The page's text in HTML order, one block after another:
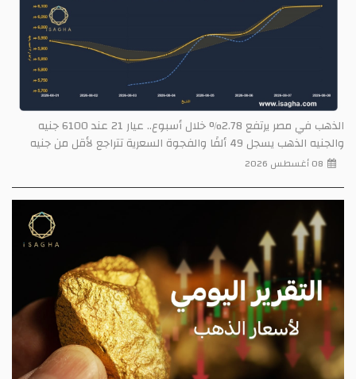
الذهب في مصر يرتفع 2.78% خلال أسبوع.. عيار 21 عند 6100 جنيه
والجنيه الذهب يسجل 49 ألفًا والفجوة السعرية تتراجع لأقل من جنيه
08 أغسطس 2026